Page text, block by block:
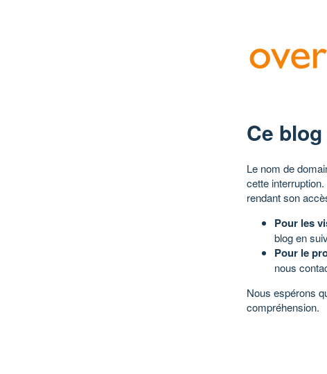
Ce
Le nom de
cette
rendant son
Pour les
blog en
Pour le
nous
Nous espérons
compréhension.